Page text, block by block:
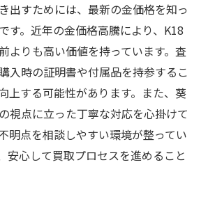
出すためには、最新の金価格を知っ
す。近年の金価格高騰により、K18
よりも高い価値を持っています。査
入時の証明書や付属品を持参するこ
上する可能性があります。また、葵
視点に立った丁寧な対応を心掛けて
明点を相談しやすい環境が整ってい
安心して買取プロセスを進めること